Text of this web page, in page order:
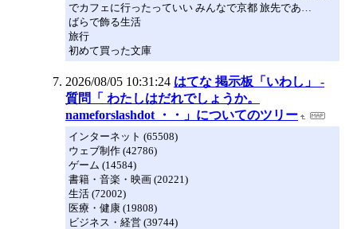
でカフェに行ったっていい みんなで京都 旅先であ…
ばらで飾る生活
旅行
初めて買った文庫
2026/08/05 10:31:24 はてな 掲示板「いわし」 -
質問「 わたしはだれでしょうか。
nameforslashdot ・・」についてのツリー
インターネット (65508)
ウェブ制作 (42786)
ゲーム (14584)
書籍・音楽・映画 (20221)
生活 (72002)
医療・健康 (19808)
ビジネス・経営 (39744)